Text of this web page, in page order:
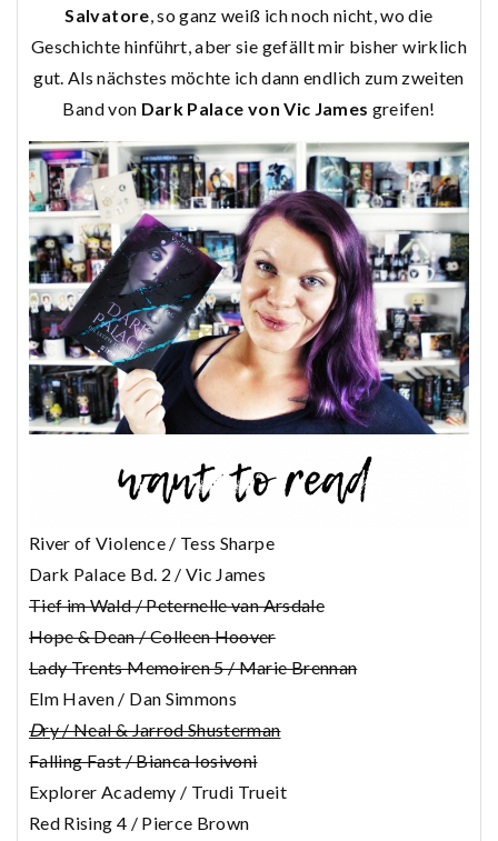
Salvatore , so ganz weiß ich noch nicht, wo die
Geschichte hinführt, aber sie gefällt mir bisher wirklich
gut. Als nächstes möchte ich dann endlich zum zweiten
Band von Dark Palace von Vic James greifen!
River of Violence / Tess Sharpe
Dark Palace Bd. 2 / Vic James
Tief im Wald / Peternelle van Arsdale
Hope & Dean / Colleen Hoover
Lady Trents Memoiren 5 / Marie Brennan
Elm Haven / Dan Simmons
Dry / Neal & Jarrod Shusterman
Falling Fast / Bianca Iosivoni
Explorer Academy / Trudi Trueit
Red Rising 4 / Pierce Brown